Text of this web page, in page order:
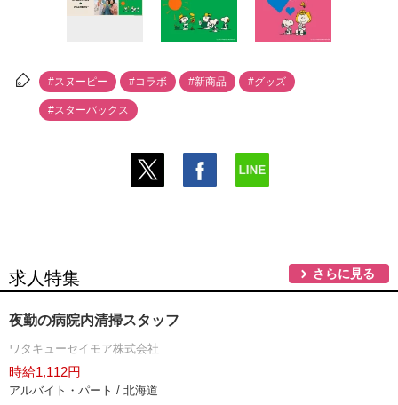
#スヌーピー #コラボ #新商品 #グッズ
#スターバックス
求人特集 さらに見る
夜勤の病院内清掃スタッフ
ワタキューセイモア株式会社
時給1,112円
アルバイト・パート / 北海道